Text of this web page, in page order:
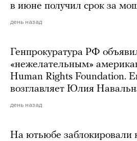
в июне получил срок за
день назад
Генпрокуратура РФ
«нежелательным»
Human Rights Foundation.
возглавляет Юлия
день назад
На ютьюбе заблокировали